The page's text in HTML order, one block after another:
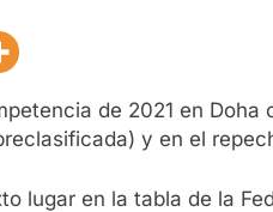
de 2021 en
y en el
lugar en la tabla de la